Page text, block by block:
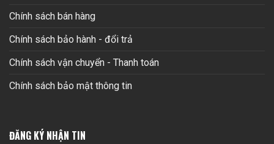
Chính sách bán hàng
Chính sách bảo hành - đổi trả
Chính sách vận chuyển - Thanh toán
Chính sách bảo mật thông tin
ĐĂNG KÝ NHẬN TIN